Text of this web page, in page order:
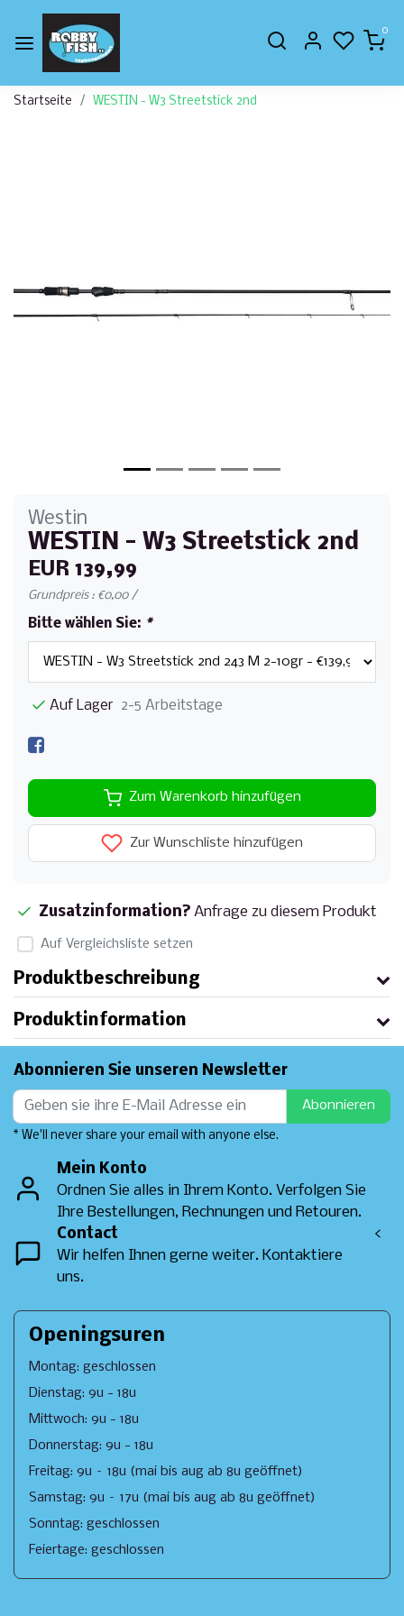
0
Startseite WESTIN - W3 Streetstick 2nd
Zurück
Westin
WESTIN - W3 Streetstick 2nd
EUR 139,99
Grundpreis : €0,00 /
Bitte wählen Sie: *
Auf Lager 2-5 Arbeitstage
Zum Warenkorb hinzufügen
Zur Wunschliste hinzufügen
Zusatzinformation? Anfrage zu diesem Produkt
Auf Vergleichsliste setzen
Produktbeschreibung
Produktinformation
Abonnieren Sie unseren Newsletter
Abonnieren
* We'll never share your email with anyone else.
Mein Konto
Ordnen Sie alles in Ihrem Konto. Verfolgen Sie
Ihre Bestellungen, Rechnungen und Retouren.
Contact
Wir helfen Ihnen gerne weiter. Kontaktiere
uns.
<
Openingsuren
Montag: geschlossen
Dienstag: 9u - 18u
Mittwoch: 9u - 18u
Donnerstag: 9u - 18u
Freitag: 9u – 18u (mai bis aug ab 8u geöffnet)
Samstag: 9u – 17u (mai bis aug ab 8u geöffnet)
Sonntag: geschlossen
Feiertage: geschlossen